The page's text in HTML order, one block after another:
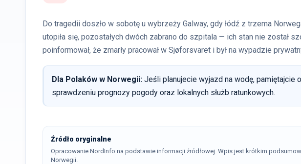
Do tragedii doszło w sobotę u wybrzeży Galway, gdy łódź z trzema
utopiła się, pozostałych dwóch zabrano do szpitala — ich stan nie został
poinformował, że zmarły pracował w Sjøforsvaret i był na wypadzie
Dla Polaków w Norwegii: Jeśli planujecie wyjazd na wodę, pamiętajcie
sprawdzeniu prognozy pogody oraz lokalnych służb ratunkowych.
Źródło oryginalne
Opracowanie NordInfo na podstawie informacji źródłowej. Wpis jest krótkim
Norwegii.